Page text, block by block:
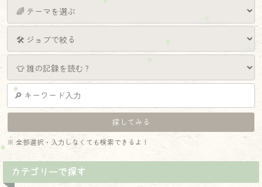
※ 全部選択・入力しなくても検索できるよ！
カテゴリーで探す